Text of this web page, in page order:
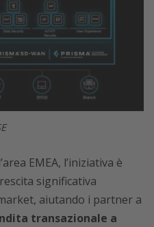
EMEA, l’iniziativa è
significativa
aiutando i partner a
transazionale a